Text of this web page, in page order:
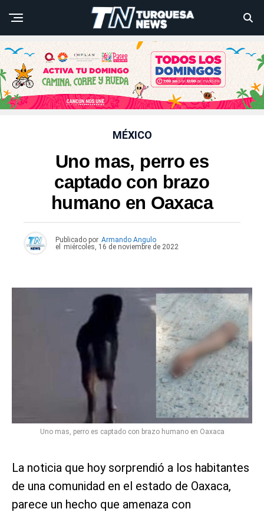
MÉXICO
Uno mas, perro es
captado con brazo
humano en Oaxaca
Publicado por Armando Angulo
el
miércoles, 16 de noviembre de 2022
Uno mas, perro es captado con brazo humano en Oaxaca
La noticia que hoy sorprendió a los habitantes
de una comunidad en el estado de Oaxaca,
parece un hecho que amenaza con